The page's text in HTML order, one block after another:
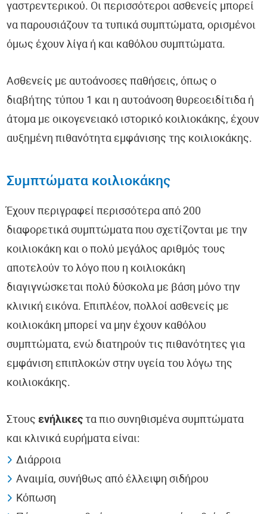
γαστρεντερικού. Οι περισσότεροι ασθενείς μπορεί
να παρουσιάζουν τα τυπικά συμπτώματα, ορισμένοι
όμως έχουν λίγα ή και καθόλου συμπτώματα.
Ασθενείς με αυτοάνοσες παθήσεις, όπως ο
διαβήτης τύπου 1 και η αυτοάνοση θυρεοειδίτιδα ή
άτομα με οικογενειακό ιστορικό κοιλιοκάκης, έχουν
αυξημένη πιθανότητα εμφάνισης της κοιλιοκάκης.
Συμπτώματα κοιλιοκάκης
Έχουν περιγραφεί περισσότερα από 200
διαφορετικά συμπτώματα που σχετίζονται με την
κοιλιοκάκη και ο πολύ μεγάλος αριθμός τους
αποτελούν το λόγο που η κοιλιοκάκη
διαγιγνώσκεται πολύ δύσκολα με βάση μόνο την
κλινική εικόνα. Επιπλέον, πολλοί ασθενείς με
κοιλιοκάκη μπορεί να μην έχουν καθόλου
συμπτώματα, ενώ διατηρούν τις πιθανότητες για
εμφάνιση επιπλοκών στην υγεία του λόγω της
κοιλιοκάκης.
Στουςενήλικεςτα πιο συνηθισμένα συμπτώματα
και κλινικά ευρήματα είναι:
Διάρροια
Αναιμία, συνήθως από έλλειψη σιδήρου
Κόπωση